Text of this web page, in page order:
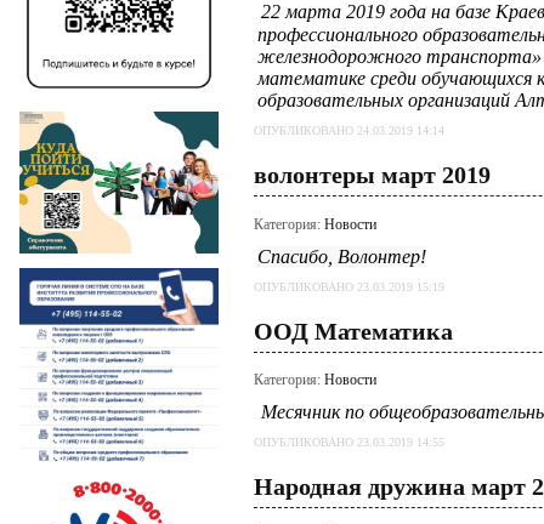
22 марта 2019 года на базе
профессионального
железнодорожного
математике среди обучающихся
образовательных организаций
ОПУБЛИКОВАНО 24.03.2019 14:14
волонтеры март 2019
Категория: Новости
Спасибо, Волонтер!
ОПУБЛИКОВАНО 23.03.2019 15:19
ООД Математика
Категория: Новости
Месячник по
ОПУБЛИКОВАНО 23.03.2019 14:55
Народная дружина март